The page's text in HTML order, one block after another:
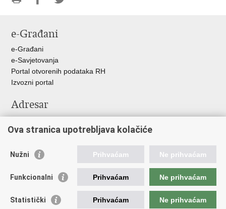
FacebookuTwitteru
e-Građani
e-Građani
e-Savjetovanja
Portal otvorenih podataka RH
Izvozni portal
Adresar
Adresar tijela javne vlasti
Vlada RH
Predsjednik RH
Ova stranica upotrebljava kolačiće
Nužni Prihvaćam Ne prihvaćam
Funkcionalni Prihvaćam Ne prihvaćam
Statistički Prihvaćam Ne prihvaćam